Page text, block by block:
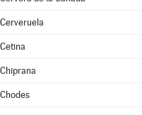
Cerveruela
Cetina
Chiprana
Chodes